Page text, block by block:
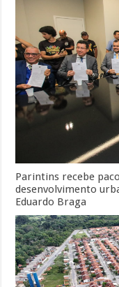
Parintins recebe
desenvolvimento
Eduardo Braga